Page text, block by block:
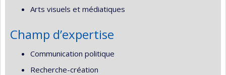
Arts visuels et médiatiques
Champ d’expertise
Communication politique
Recherche-création